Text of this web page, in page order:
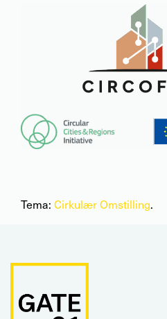
Tema: Cirkulær Omstilling.